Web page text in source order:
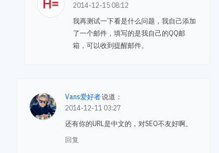
2014-12-15 08:12
我再测试一下看是什么问题，我自己添加
了一个邮件，填写的是我自己的QQ邮
箱，可以收到提醒邮件。
Vans爱好者说道：
2014-12-11 03:27
还有你的URL是中文的，对SEO不友好啊。
回复